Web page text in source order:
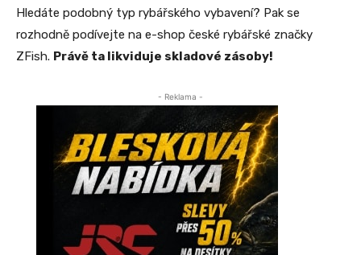
Hledáte podobný typ rybářského vybavení? Pak se
rozhodně podívejte na e-shop české rybářské značky
ZFish. Právě ta likviduje skladové zásoby!
- Reklama -